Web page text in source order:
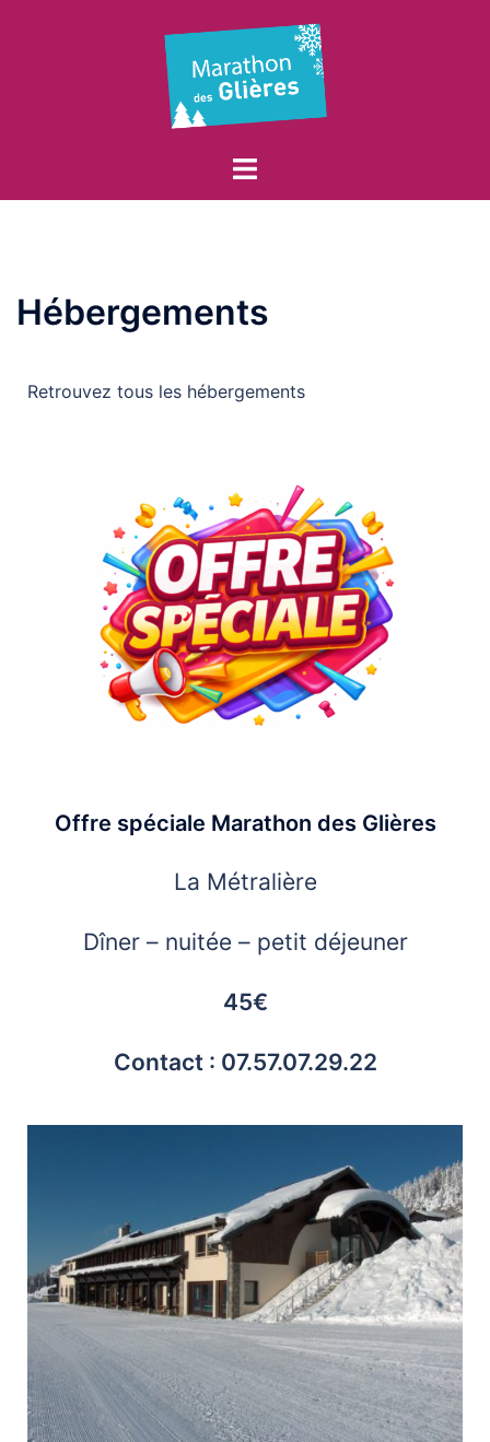
Hébergements
Retrouvez tous les hébergements
Offre spéciale Marathon des Glières
La Métralière
Dîner – nuitée – petit déjeuner
45€
Contact : 07.57.07.29.22